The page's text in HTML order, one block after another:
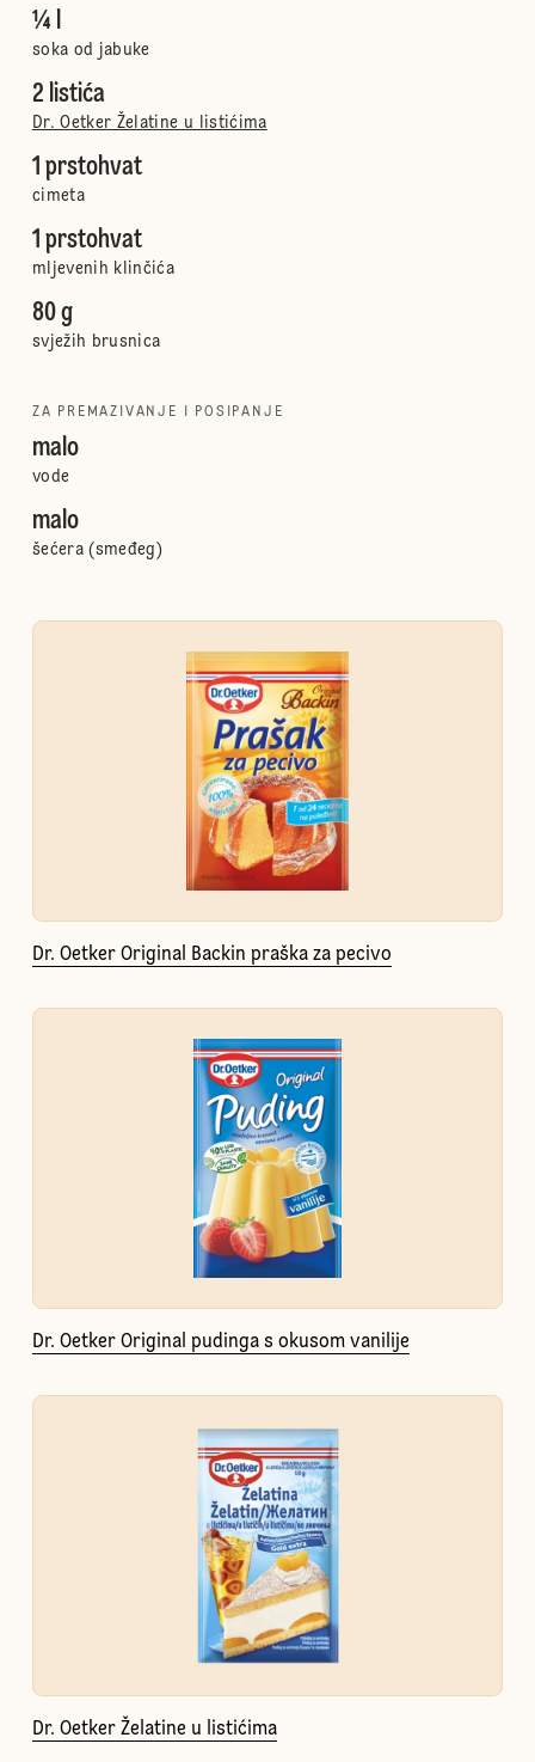
¼ l
soka od jabuke
2 listića
Dr. Oetker Želatine u listićima
1 prstohvat
cimeta
1 prstohvat
mljevenih klinčića
80 g
svježih brusnica
ZA PREMAZIVANJE I POSIPANJE
malo
vode
malo
šećera (smeđeg)
Dr. Oetker Original Backin praška za pecivo
Dr. Oetker Original pudinga s okusom vanilije
Dr. Oetker Želatine u listićima